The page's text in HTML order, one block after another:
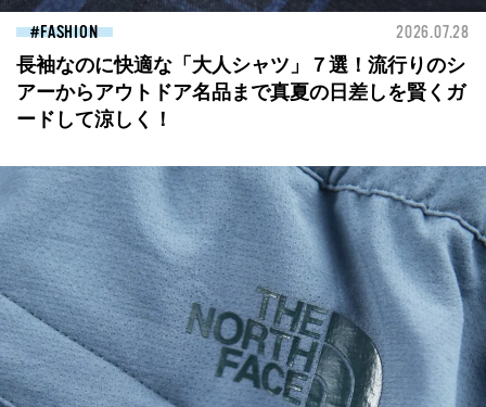
FASHION 2026.07.28
長袖なのに快適な「大人シャツ」７選！流行りのシ
アーからアウトドア名品まで真夏の日差しを賢くガ
ードして涼しく！